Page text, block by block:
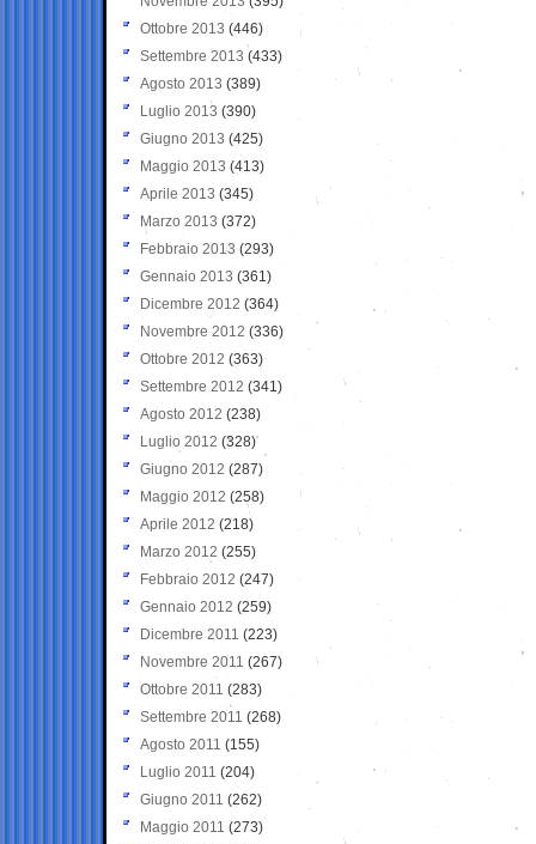
Ottobre 2013 (446)
Settembre 2013 (433)
Agosto 2013 (389)
Luglio 2013 (390)
Giugno 2013 (425)
Maggio 2013 (413)
Aprile 2013 (345)
Marzo 2013 (372)
Febbraio 2013 (293)
Gennaio 2013 (361)
Dicembre 2012 (364)
Novembre 2012 (336)
Ottobre 2012 (363)
Settembre 2012 (341)
Agosto 2012 (238)
Luglio 2012 (328)
Giugno 2012 (287)
Maggio 2012 (258)
Aprile 2012 (218)
Marzo 2012 (255)
Febbraio 2012 (247)
Gennaio 2012 (259)
Dicembre 2011 (223)
Novembre 2011 (267)
Ottobre 2011 (283)
Settembre 2011 (268)
Agosto 2011 (155)
Luglio 2011 (204)
Giugno 2011 (262)
Maggio 2011 (273)